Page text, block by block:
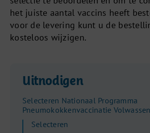
het juiste aantal vaccins heeft
voor de levering kunt u de
kosteloos wijzigen.
Uitnodigen
Selecteren Nationaal Programma
Pneumokokkenvaccinatie
Selecteren